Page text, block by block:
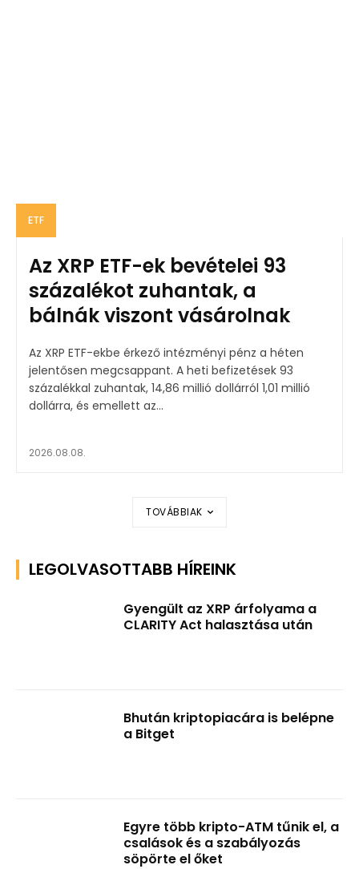
ETF
Az XRP ETF-ek bevételei 93
százalékot zuhantak, a
bálnák viszont vásárolnak
Az XRP ETF-ekbe érkező intézményi pénz a héten
jelentősen megcsappant. A heti befizetések 93
százalékkal zuhantak, 14,86 millió dollárról 1,01 millió
dollárra, és emellett az...
2026.08.08.
TOVÁBBIAK
LEGOLVASOTTABB HÍREINK
Gyengült az XRP árfolyama a
CLARITY Act halasztása után
Bhután kriptopiacára is belépne
a Bitget
Egyre több kripto-ATM tűnik el, a
csalások és a szabályozás
söpörte el őket